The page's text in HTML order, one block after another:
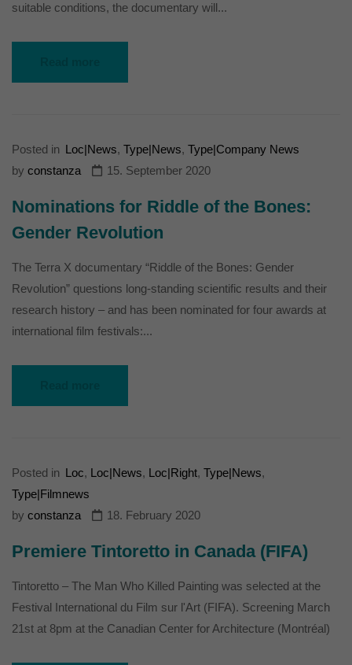
suitable conditions, the documentary will...
Posted in Loc|News, Type|News, Type|Company News
by constanza 15. September 2020
Nominations for Riddle of the Bones:
Gender Revolution
The Terra X documentary “Riddle of the Bones: Gender
Revolution” questions long-standing scientific results and their
research history – and has been nominated for four awards at
international film festivals:...
Posted in Loc, Loc|News, Loc|Right, Type|News,
Type|Filmnews
by constanza 18. February 2020
Premiere Tintoretto in Canada (FIFA)
Tintoretto – The Man Who Killed Painting was selected at the
Festival International du Film sur l'Art (FIFA). Screening March
21st at 8pm at the Canadian Center for Architecture (Montréal)